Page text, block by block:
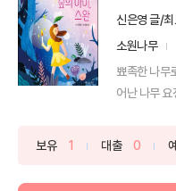
신은영 글/
소원나무
뾰족한 나무
어난 나무 요
보유 1 대출 0